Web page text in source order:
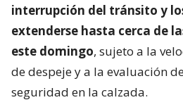
interrupción del tránsito y
extenderse hasta cerca de
este domingo, sujeto a la
de despeje y a la evaluación
seguridad en la calzada.